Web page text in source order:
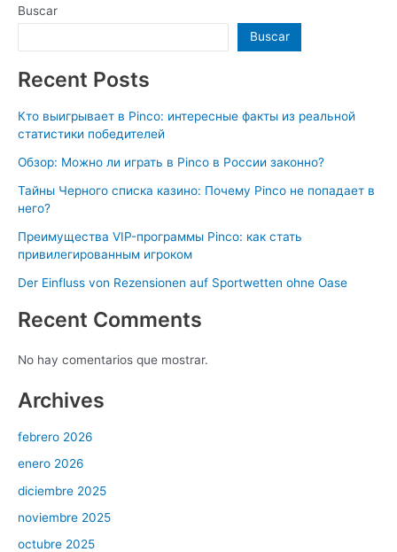
Buscar
Buscar
Recent Posts
Кто выигрывает в Pinco: интересные факты из реальной
статистики победителей
Обзор: Можно ли играть в Pinco в России законно?
Тайны Черного списка казино: Почему Pinco не попадает в
него?
Преимущества VIP-программы Pinco: как стать
привилегированным игроком
Der Einfluss von Rezensionen auf Sportwetten ohne Oase
Recent Comments
No hay comentarios que mostrar.
Archives
febrero 2026
enero 2026
diciembre 2025
noviembre 2025
octubre 2025